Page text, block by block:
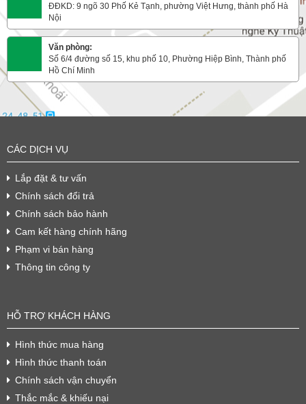
ĐĐKD: 9 ngõ 30 Phố Kẻ Tạnh, phường Việt Hưng, thành phố Hà
Nội
Văn phòng:
Số 6/4 đường số 15, khu phố 10, Phường Hiệp Bình, Thành phố
Hồ Chí Minh
CÁC DỊCH VỤ
Lắp đặt & tư vấn
Chính sách đổi trả
Chính sách bảo hành
Cam kết hàng chính hãng
Phạm vi bán hàng
Thông tin công ty
HỖ TRỢ KHÁCH HÀNG
Hình thức mua hàng
Hình thức thanh toán
Chính sách vận chuyển
Thắc mắc & khiếu nại